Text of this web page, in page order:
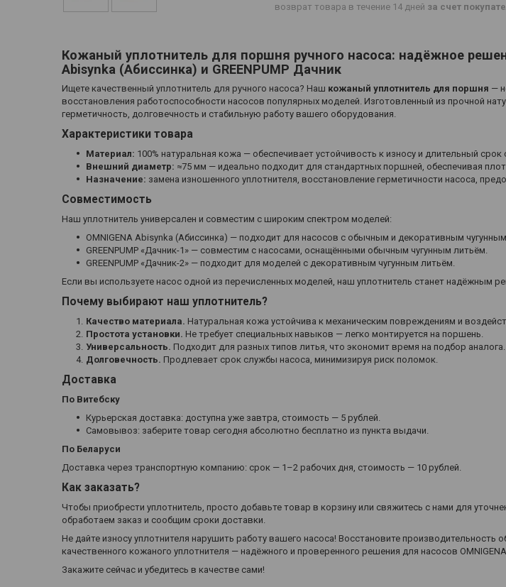
возврат товара в течение 14 дней за счет
Кожаный уплотнитель для поршня ручного насоса: надёжное
Abisynka (Абиссинка) и GREENPUMP Дачник
Ищете качественный уплотнитель для ручного насоса? Наш кожаный уплотнитель для поршня —
восстановления работоспособности насосов популярных моделей. Изготовленный из прочной
герметичность, долговечность и стабильную работу вашего оборудования.
Характеристики товара
Материал: 100% натуральная кожа — обеспечивает устойчивость к износу и длительный
Внешний диаметр: ≈75 мм — идеально подходит для стандартных поршней, обеспечивая
Назначение: замена изношенного уплотнителя, восстановление герметичности насоса,
Совместимость
Наш уплотнитель универсален и совместим с широким спектром моделей:
OMNIGENA Abisynka (Абиссинка) — подходит для насосов с обычным и декоративным
GREENPUMP «Дачник-1» — совместим с насосами, оснащёнными обычным чугунным литьём.
GREENPUMP «Дачник-2» — подходит для моделей с декоративным чугунным литьём.
Если вы используете насос одной из перечисленных моделей, наш уплотнитель станет надёжным
Почему выбирают наш уплотнитель?
Качество материала. Натуральная кожа устойчива к механическим повреждениям и
Простота установки. Не требует специальных навыков — легко монтируется на поршень.
Универсальность. Подходит для разных типов литья, что экономит время на подбор аналога.
Долговечность. Продлевает срок службы насоса, минимизируя риск поломок.
Доставка
По Витебску
Курьерская доставка: доступна уже завтра, стоимость — 5 рублей.
Самовывоз: заберите товар сегодня абсолютно бесплатно из пункта выдачи.
По Беларуси
Доставка через транспортную компанию: срок — 1–2 рабочих дня, стоимость — 10 рублей.
Как заказать?
Чтобы приобрести уплотнитель, просто добавьте товар в корзину или свяжитесь с нами для
обработаем заказ и сообщим сроки доставки.
Не дайте износу уплотнителя нарушить работу вашего насоса! Восстановите производительность
качественного кожаного уплотнителя — надёжного и проверенного решения для насосов OMNIGENA
Закажите сейчас и убедитесь в качестве сами!